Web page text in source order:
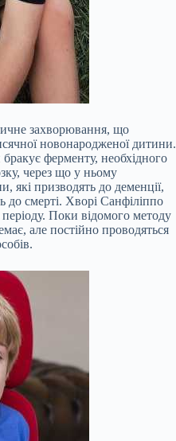
захворювання, що
новонародженої дитини.
ферменту, необхідного
через що у ньому
які призводять до деменції,
до смерті. Хворі Санфіліппо
Поки відомого методу
але постійно проводяться